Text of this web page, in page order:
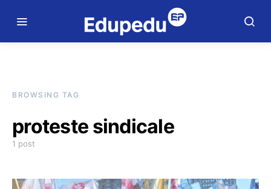
BROWSING TAG
proteste sindicale
1 post